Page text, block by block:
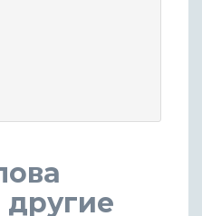
другие